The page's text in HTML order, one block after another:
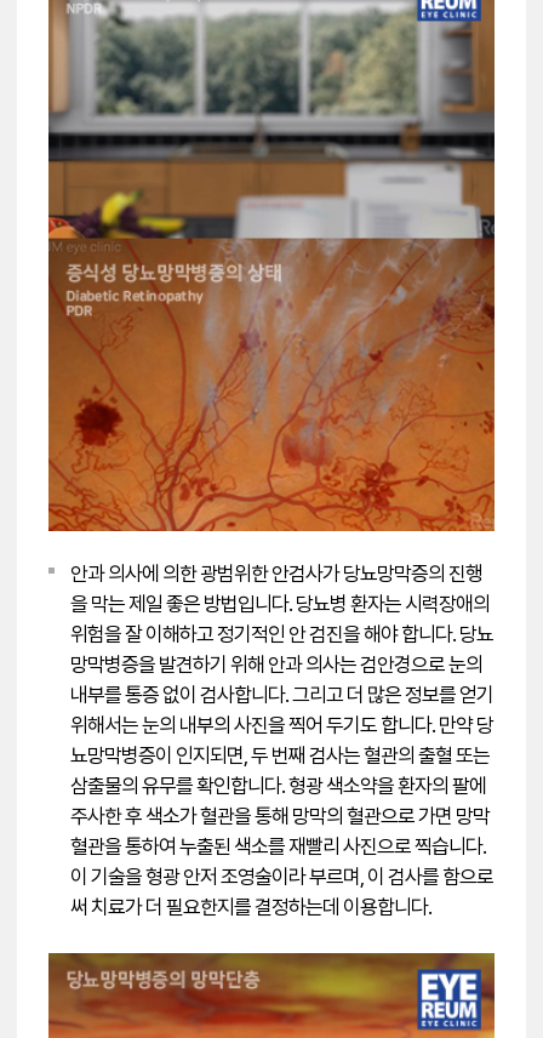
안과 의사에 의한 광범위한 안검사가 당뇨망막증의 진행
을 막는 제일 좋은 방법입니다. 당뇨병 환자는 시력장애의
위험을 잘 이해하고 정기적인 안 검진을 해야 합니다. 당뇨
망막병증을 발견하기 위해 안과 의사는 검안경으로 눈의
내부를 통증 없이 검사합니다. 그리고 더 많은 정보를 얻기
위해서는 눈의 내부의 사진을 찍어 두기도 합니다. 만약 당
뇨망막병증이 인지되면, 두 번째 검사는 혈관의 출혈 또는
삼출물의 유무를 확인합니다. 형광 색소약을 환자의 팔에
주사한 후 색소가 혈관을 통해 망막의 혈관으로 가면 망막
혈관을 통하여 누출된 색소를 재빨리 사진으로 찍습니다.
이 기술을 형광 안저 조영술이라 부르며, 이 검사를 함으로
써 치료가 더 필요한지를 결정하는데 이용합니다.